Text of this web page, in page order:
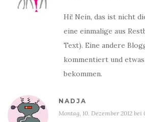
Hi! Nein, das ist nicht
eine einmalige aus
Text). Eine andere
kommentiert und
bekommen.
NADJA
Montag, 10. Dezember 2012 bei